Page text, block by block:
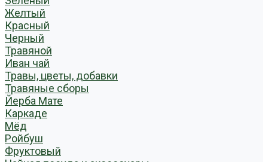
Желтый
Красный
Черный
Травяной
Иван чай
Травы, цветы, добавки
Травяные сборы
Йерба Мате
Каркаде
Мёд
Ройбуш
Фруктовый